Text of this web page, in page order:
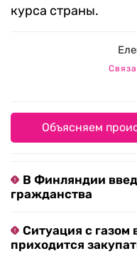
курса страны.
Объясняем
В Финляндии
гражданства
Ситуация с газом
приходится